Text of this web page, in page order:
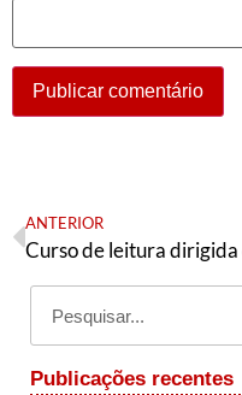
ANTERIOR
Publicações recentes